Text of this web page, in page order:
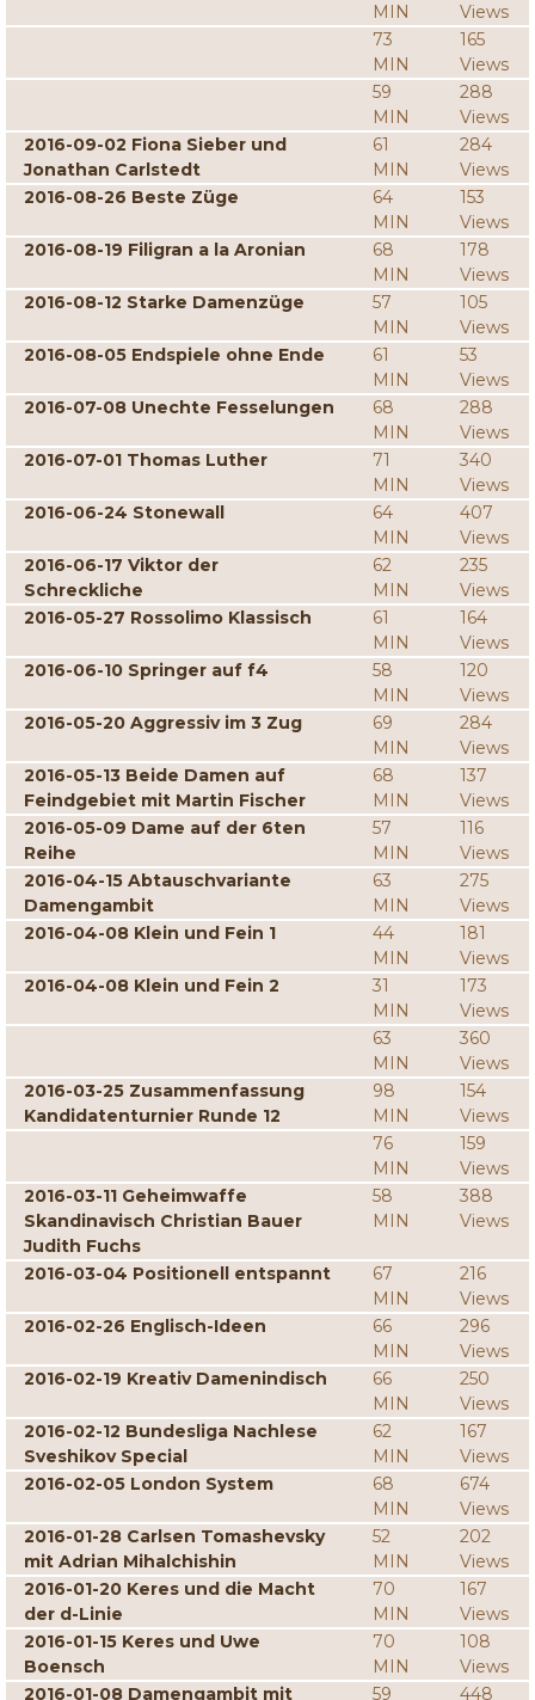
MIN
Views
73
MIN
165
Views
59
MIN
288
Views
2016-09-02 Fiona Sieber und
Jonathan Carlstedt
61
MIN
284
Views
2016-08-26 Beste Züge
64
MIN
153
Views
2016-08-19 Filigran a la Aronian
68
MIN
178
Views
2016-08-12 Starke Damenzüge
57
MIN
105
Views
2016-08-05 Endspiele ohne Ende
61
MIN
53
Views
2016-07-08 Unechte Fesselungen
68
MIN
288
Views
2016-07-01 Thomas Luther
71
MIN
340
Views
2016-06-24 Stonewall
64
MIN
407
Views
2016-06-17 Viktor der
Schreckliche
62
MIN
235
Views
2016-05-27 Rossolimo Klassisch
61
MIN
164
Views
2016-06-10 Springer auf f4
58
MIN
120
Views
2016-05-20 Aggressiv im 3 Zug
69
MIN
284
Views
2016-05-13 Beide Damen auf
Feindgebiet mit Martin Fischer
68
MIN
137
Views
2016-05-09 Dame auf der 6ten
Reihe
57
MIN
116
Views
2016-04-15 Abtauschvariante
Damengambit
63
MIN
275
Views
2016-04-08 Klein und Fein 1
44
MIN
181
Views
2016-04-08 Klein und Fein 2
31
MIN
173
Views
63
MIN
360
Views
2016-03-25 Zusammenfassung
Kandidatenturnier Runde 12
98
MIN
154
Views
76
MIN
159
Views
2016-03-11 Geheimwaffe
Skandinavisch Christian Bauer
Judith Fuchs
58
MIN
388
Views
2016-03-04 Positionell entspannt
67
MIN
216
Views
2016-02-26 Englisch-Ideen
66
MIN
296
Views
2016-02-19 Kreativ Damenindisch
66
MIN
250
Views
2016-02-12 Bundesliga Nachlese
Sveshikov Special
62
MIN
167
Views
2016-02-05 London System
68
MIN
674
Views
2016-01-28 Carlsen Tomashevsky
mit Adrian Mihalchishin
52
MIN
202
Views
2016-01-20 Keres und die Macht
der d-Linie
70
MIN
167
Views
2016-01-15 Keres und Uwe
Boensch
70
MIN
108
Views
2016-01-08 Damengambit mit
59 448